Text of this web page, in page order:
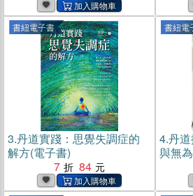
書紐電子書
3.丹道實踐：思覺失調症的
解方(電子書)
7
84
書紐電
4.丹
與無